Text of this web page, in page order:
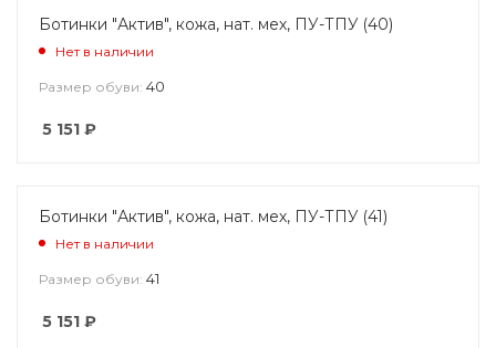
Ботинки "Актив", кожа, нат. мех, ПУ-ТПУ (40)
Нет в наличии
Размер обуви: 40
5 151 ₽
Ботинки "Актив", кожа, нат. мех, ПУ-ТПУ (41)
Нет в наличии
Размер обуви: 41
5 151 ₽